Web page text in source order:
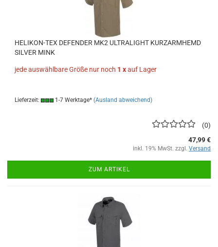
HELIKON-TEX DEFENDER MK2 ULTRALIGHT KURZARMHEMD
SILVER MINK
jede auswählbare Größe nur noch 1 xauf Lager
Lieferzeit: 1-7 Werktage* (Ausland abweichend)
0
47,99 €
inkl. 19% MwSt. zzgl. Versand
ZUM ARTIKEL